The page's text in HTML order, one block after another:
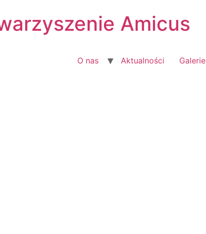
Amicus
O nas Aktualności Galerie